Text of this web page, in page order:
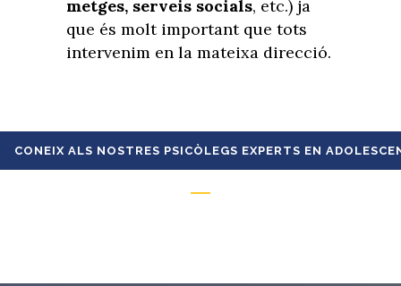
metges, serveis socials, etc.) ja
que és molt important que tots
intervenim en la mateixa direcció.
CONEIX ALS NOSTRES PSICÒLEGS EXPERTS EN